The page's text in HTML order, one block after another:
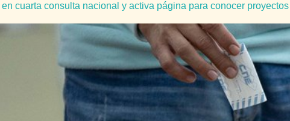
cuarta consulta nacional y activa página para conocer proyectos